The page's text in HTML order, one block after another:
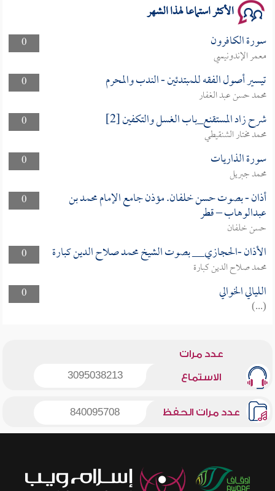
الأكثر استماعا لهذا الشهر
0 سورة الكافرون
معمر الإندونيسي
0
تيسير أصول الفقه للمبتدئين - الندب والمحرم
محمد حسن عبد الغفار
0
شرح زاد المستقنع_باب الغسل والتكفين [2]
محمد مختار الشنقيطي
0
سورة الذاريات
محمد جبريل
0
أذان - بصوت حسن خلفان. مؤذن جامع الإمام محمد بن
عبدالوهاب – قطر
حسن خلفان
0
الأذان -الحجازي__ بصوت الشيخ محمد صلاح الدين كبارة
محمد صلاح الدين كبارة
0
الليالي الخوالي
(...)
عدد مرات
الاستماع 3095038213
عدد مرات الحفظ 840095708